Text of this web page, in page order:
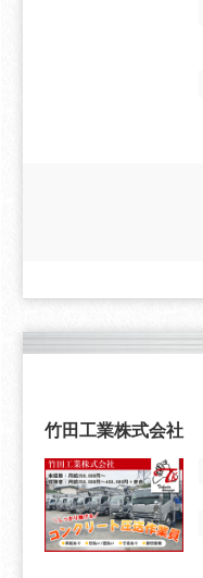
竹田工業株式会社